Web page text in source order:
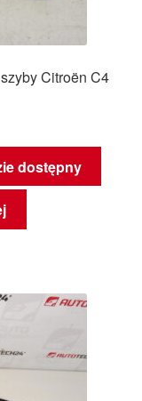
Citroën C4
dostępny